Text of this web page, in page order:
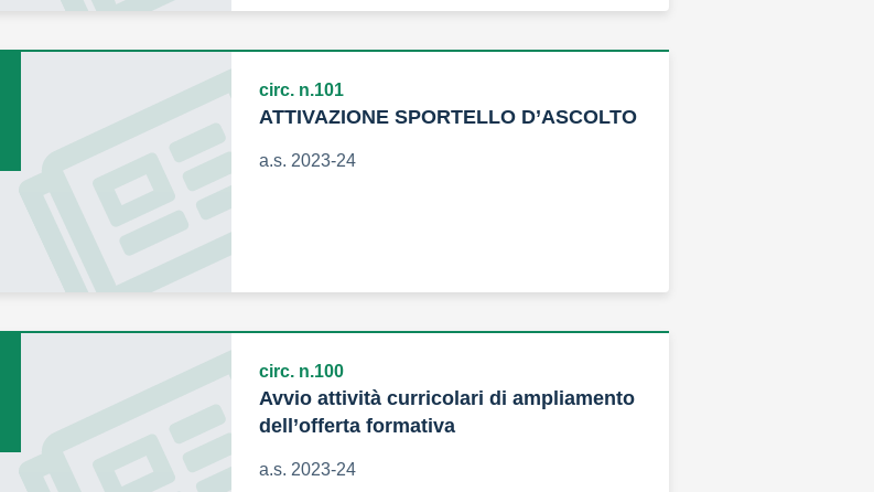
circ. n.101
ATTIVAZIONE SPORTELLO D’ASCOLTO
a.s. 2023-24
circ. n.100
Avvio attività curricolari di ampliamento
dell’offerta formativa
a.s. 2023-24